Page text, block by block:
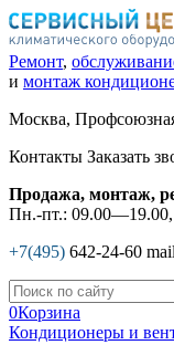
Ремонт,
и монтаж
Москва,
Контакты Заказать
Продажа, монтаж,
Пн.-пт.: 09.00—19.00,
+7(495) 642-24-60
0Корзина
Кондиционеры и